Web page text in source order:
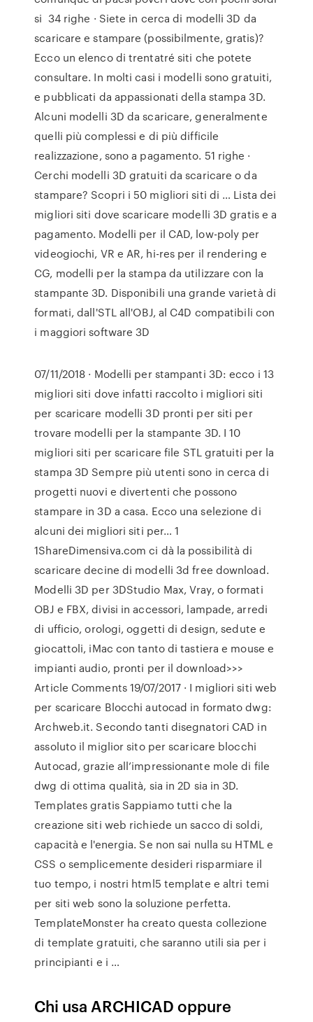
si 34 righe · Siete in cerca di modelli 3D da
scaricare e stampare (possibilmente, gratis)?
Ecco un elenco di trentatré siti che potete
consultare. In molti casi i modelli sono gratuiti,
e pubblicati da appassionati della stampa 3D.
Alcuni modelli 3D da scaricare, generalmente
quelli più complessi e di più difficile
realizzazione, sono a pagamento. 51 righe ·
Cerchi modelli 3D gratuiti da scaricare o da
stampare? Scopri i 50 migliori siti di … Lista dei
migliori siti dove scaricare modelli 3D gratis e a
pagamento. Modelli per il CAD, low-poly per
videogiochi, VR e AR, hi-res per il rendering e
CG, modelli per la stampa da utilizzare con la
stampante 3D. Disponibili una grande varietà di
formati, dall'STL all'OBJ, al C4D compatibili con
i maggiori software 3D
07/11/2018 · Modelli per stampanti 3D: ecco i 13
migliori siti dove infatti raccolto i migliori siti
per scaricare modelli 3D pronti per siti per
trovare modelli per la stampante 3D. I 10
migliori siti per scaricare file STL gratuiti per la
stampa 3D Sempre più utenti sono in cerca di
progetti nuovi e divertenti che possono
stampare in 3D a casa. Ecco una selezione di
alcuni dei migliori siti per… 1
1ShareDimensiva.com ci dà la possibilità di
scaricare decine di modelli 3d free download.
Modelli 3D per 3DStudio Max, Vray, o formati
OBJ e FBX, divisi in accessori, lampade, arredi
di ufficio, orologi, oggetti di design, sedute e
giocattoli, iMac con tanto di tastiera e mouse e
impianti audio, pronti per il download>>>
Article Comments 19/07/2017 · I migliori siti web
per scaricare Blocchi autocad in formato dwg:
Archweb.it. Secondo tanti disegnatori CAD in
assoluto il miglior sito per scaricare blocchi
Autocad, grazie all’impressionante mole di file
dwg di ottima qualità, sia in 2D sia in 3D.
Templates gratis Sappiamo tutti che la
creazione siti web richiede un sacco di soldi,
capacità e l'energia. Se non sai nulla su HTML e
CSS o semplicemente desideri risparmiare il
tuo tempo, i nostri html5 template e altri temi
per siti web sono la soluzione perfetta.
TemplateMonster ha creato questa collezione
di template gratuiti, che saranno utili sia per i
principianti e i …
Chi usa ARCHICAD oppure